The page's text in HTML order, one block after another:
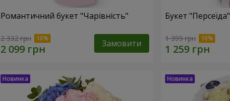
Романтичний букет "Чарівність"
2 332 грн Замовити
Букет "Персеїда"
1 399 грн